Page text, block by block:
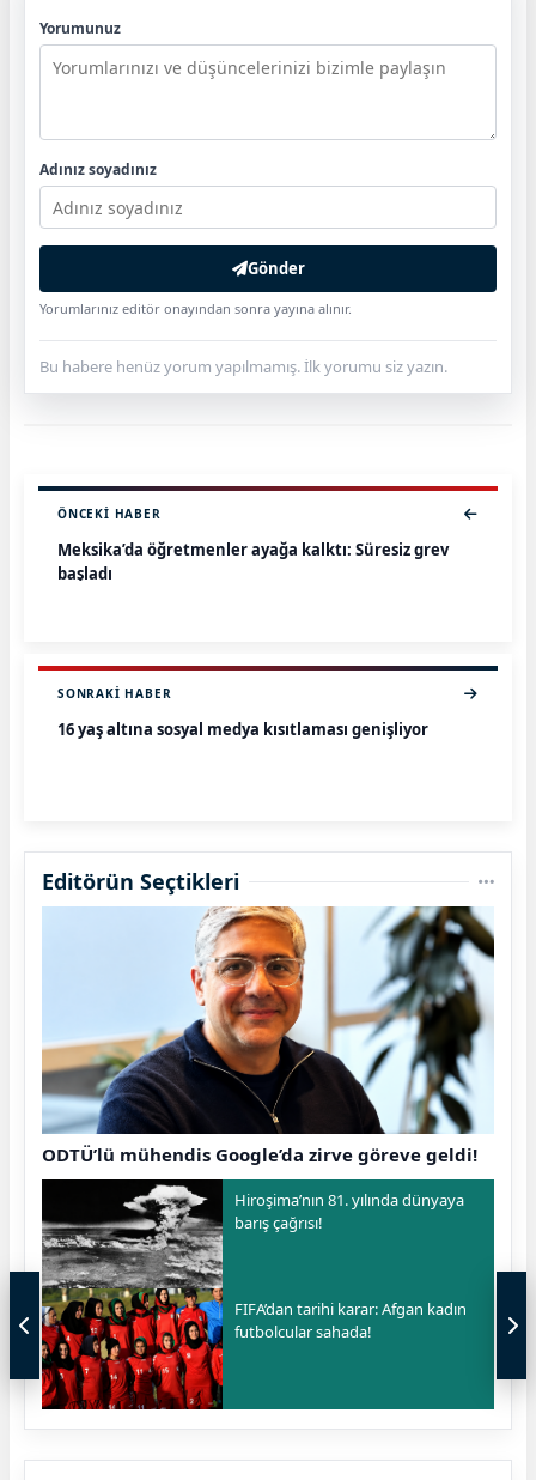
Yorumunuz
Adınız soyadınız
Gönder
Yorumlarınız editör onayından sonra yayına alınır.
Bu habere henüz yorum yapılmamış. İlk yorumu siz yazın.
ÖNCEKI HABER
Meksika’da öğretmenler ayağa kalktı: Süresiz grev
başladı
SONRAKI HABER
16 yaş altına sosyal medya kısıtlaması genişliyor
Editörün Seçtikleri
ODTÜ’lü mühendis Google’da zirve göreve geldi!
Hiroşima’nın 81. yılında dünyaya
barış çağrısı!
FIFA’dan tarihi karar: Afgan kadın
futbolcular sahada!